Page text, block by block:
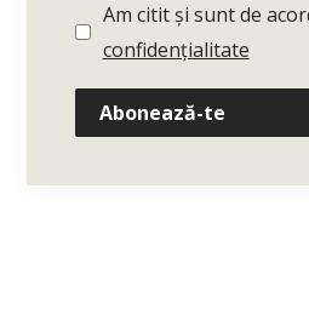
Am citit și sunt de
confidențialitate
Abonează-te